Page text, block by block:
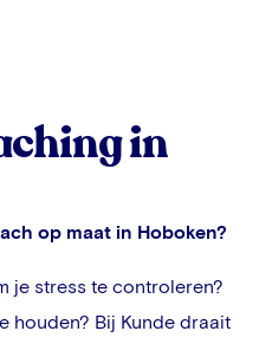
in
op maat in Hoboken?
je stress te controleren?
houden? Bij Kunde draait